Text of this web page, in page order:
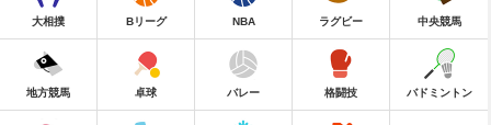
大相撲 Bリーグ NBA ラグビー 中央競馬
地方競馬 卓球 バレー 格闘技 バドミントン